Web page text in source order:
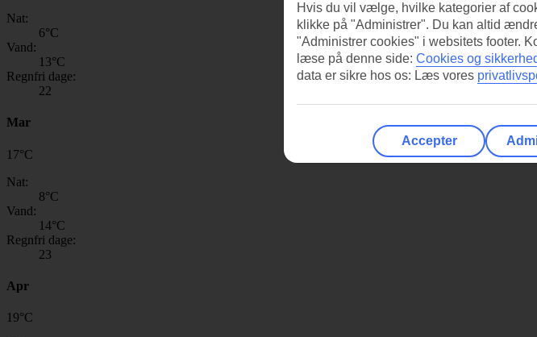
Nat:
6°C
Vand:
13°C
Regnfri dage:
22
Mar
17°C
Nat:
8°C
Vand:
14°C
Regnfri dage:
23
Apr
19°C
Hvis du vil vælge, hvilke kategorier af
klikke på "Administrer". Du kan altid
"Administrer cookies" i websitets footer.
læse på denne side: Cookies og
data er sikre hos os: Læs vores
Accepter